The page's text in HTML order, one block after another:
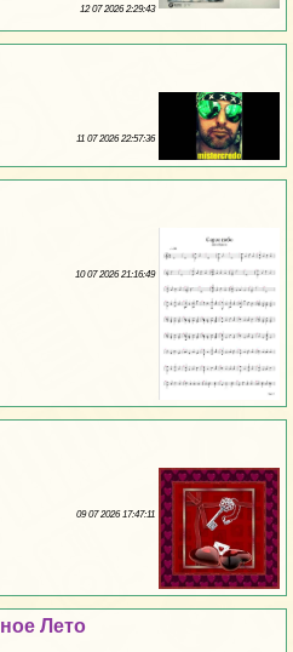
12 07 2026 2:29:43
11 07 2026 22:57:36
10 07 2026 21:16:49
09 07 2026 17:47:11
Лето